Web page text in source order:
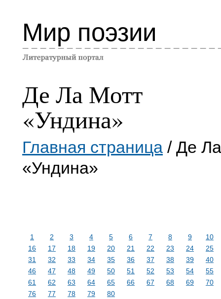
Мир поэзии
Де Ла Мотт
«Ундина»
Главная страница / Де
«Ундина»
1 2 3 4 5 6 7 8 9
10
16
17 18 19 20 21 22 23 24
25
31
32 33 34 35 36 37 38 39
40
46
47 48 49 50 51 52 53 54
55
61
62 63 64 65 66 67 68 69
70
76
77 78 79 80